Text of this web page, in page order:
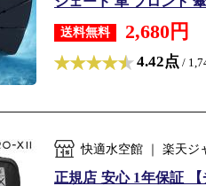
送料無料 2,680円
4.42点 /
快適水空館 ｜ 楽天ジ
正規店 安心 1年保証